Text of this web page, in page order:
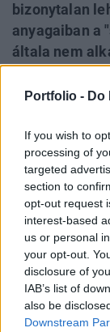
Portfolio - Do
If you wish to
processing of
targeted
section to
opt-out request
interest-based
us or personal
your opt-out.
disclosure of
IAB’s list of
also be
Downstream
bizonytalan
anyagaiban a
általa nem
KOLLEKCIÓ
azonnal el
befizetésével
szállítóinak
közlésre
bírságot
Bútor
minősége, de a